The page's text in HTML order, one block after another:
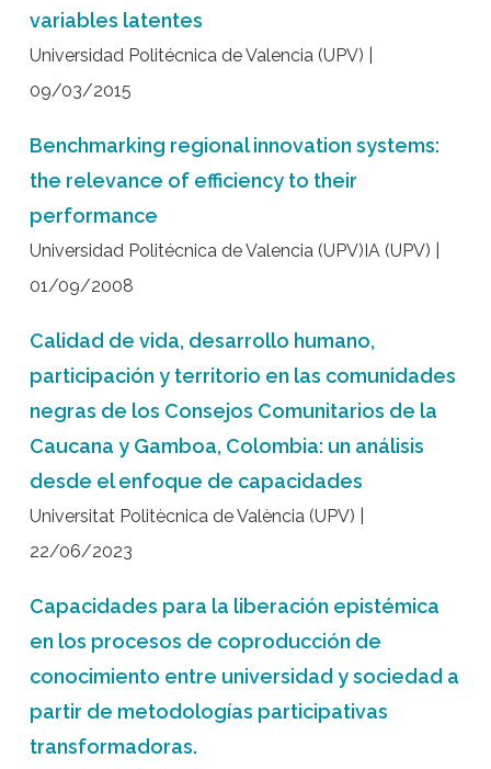
variables latentes
Universidad Politécnica de Valencia (UPV) |
09/03/2015
Benchmarking regional innovation systems:
the relevance of efficiency to their
performance
Universidad Politécnica de Valencia (UPV)IA (UPV) |
01/09/2008
Calidad de vida, desarrollo humano,
participación y territorio en las comunidades
negras de los Consejos Comunitarios de la
Caucana y Gamboa, Colombia: un análisis
desde el enfoque de capacidades
Universitat Politècnica de València (UPV) |
22/06/2023
Capacidades para la liberación epistémica
en los procesos de coproducción de
conocimiento entre universidad y sociedad a
partir de metodologías participativas
transformadoras.